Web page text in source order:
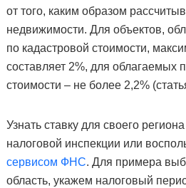
от того, каким образом
недвижимости. Для объектов,
по кадастровой стоимости,
составляет 2%, для облагаемых
стоимости – не более 2,2%
Узнать ставку для своего
налоговой инспекции или
сервисом ФНС. Для примера
область, укажем налоговый